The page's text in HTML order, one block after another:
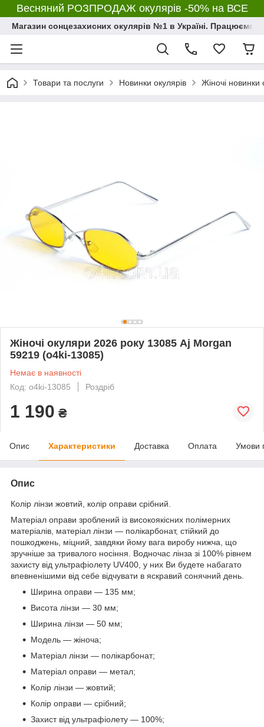
Весняний РОЗПРОДАЖ окулярів -50% на ВСЕ
Магазин сонцезахисних окулярів №1 в Україні. Працюємо з
Товари та послуги Новинки окулярів Жіночі новинки
Жіночі окуляри 2026 року 13085 Aj Morgan
59219 (o4ki-13085)
Немає в наявності
Код: o4ki-13085
Роздріб
1 190 ₴
Опис Характеристики Доставка Оплата Умови
Опис
Колір лінзи жовтий, колір оправи срібний.
Матеріал оправи зроблений із високоякісних полімерних
матеріалів, матеріал лінзи — полікарбонат, стійкий до
пошкоджень, міцний, завдяки йому вага виробу нижча, що
зручніше за тривалого носіння. Водночас лінза зі 100% рівнем
захисту від ультрафіолету UV400, у них Ви будете набагато
впевненішими від себе відчувати в яскравий сонячний день.
Ширина оправи — 135 мм;
Висота лінзи — 30 мм;
Ширина лінзи — 50 мм;
Модель — жіноча;
Матеріал лінзи — полікарбонат;
Матеріал оправи — метал;
Колір лінзи — жовтий;
Колір оправи — срібний;
Захист від ультрафіолету — 100%;